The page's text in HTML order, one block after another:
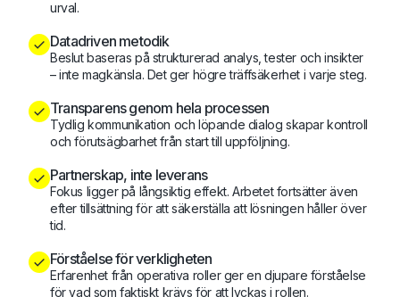
urval.
Datadriven metodik
Beslut baseras på strukturerad analys, tester och insikter
– inte magkänsla. Det ger högre träffsäkerhet i varje steg.
Transparens genom hela processen
Tydlig kommunikation och löpande dialog skapar kontroll
och förutsägbarhet från start till uppföljning.
Partnerskap, inte leverans
Fokus ligger på långsiktig effekt. Arbetet fortsätter även
efter tillsättning för att säkerställa att lösningen håller över
tid.
Förståelse för verkligheten
Erfarenhet från operativa roller ger en djupare förståelse
för vad som faktiskt krävs för att lyckas i rollen.